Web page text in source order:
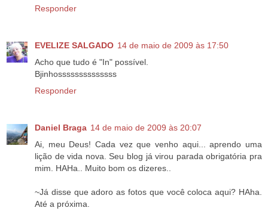
Responder
EVELIZE SALGADO 14 de maio de 2009 às 17:50
Acho que tudo é "In" possível.
Bjinhossssssssssssss
Responder
Daniel Braga 14 de maio de 2009 às 20:07
Ai, meu Deus! Cada vez que venho aqui... aprendo uma
lição de vida nova. Seu blog já virou parada obrigatória pra
mim. HAHa.. Muito bom os dizeres..
~Já disse que adoro as fotos que você coloca aqui? HAha.
Até a próxima.